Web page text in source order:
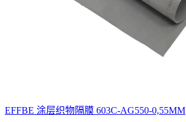
EFFBE 涂层织物隔膜 603C‑AG550‑0,55MM